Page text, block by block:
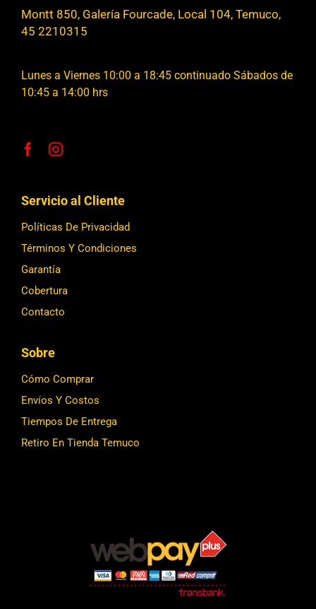
Montt 850, Galería Fourcade, Local 104, Temuco,
45 2210315
Lunes a Viernes 10:00 a 18:45 continuado Sábados de
10:45 a 14:00 hrs
Servicio al Cliente
Políticas De Privacidad
Términos Y Condiciones
Garantía
Cobertura
Contacto
Sobre
Cómo Comprar
Envíos Y Costos
Tiempos De Entrega
Retiro En Tienda Temuco